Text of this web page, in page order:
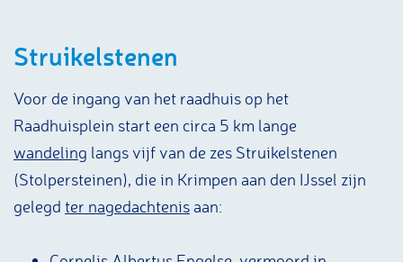
Struikelstenen
Voor de ingang van het raadhuis op het
Raadhuisplein start een circa 5 km lange
wandeling langs vijf van de zes Struikelstenen
(Stolpersteinen), die in Krimpen aan den IJssel zijn
gelegd ter nagedachtenisaan: